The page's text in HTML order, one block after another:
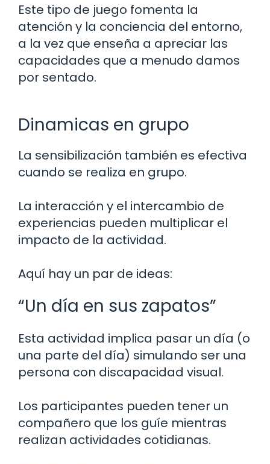
Este tipo de juego fomenta la
atención y la conciencia del entorno,
a la vez que enseña a apreciar las
capacidades que a menudo damos
por sentado.
Dinamicas en grupo
La sensibilización también es efectiva
cuando se realiza en grupo.
La interacción y el intercambio de
experiencias pueden multiplicar el
impacto de la actividad.
Aquí hay un par de ideas:
“Un día en sus zapatos”
Esta actividad implica pasar un día (o
una parte del día) simulando ser una
persona con discapacidad visual.
Los participantes pueden tener un
compañero que los guíe mientras
realizan actividades cotidianas.